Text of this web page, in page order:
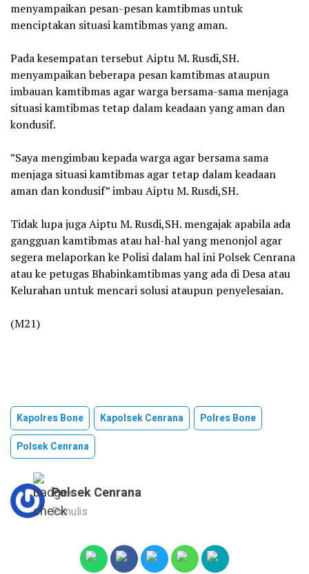
menyampaikan pesan-pesan kamtibmas untuk
menciptakan situasi kamtibmas yang aman.
‎Pada kesempatan tersebut Aiptu M. Rusdi,SH.
menyampaikan beberapa pesan kamtibmas ataupun
imbauan kamtibmas agar warga bersama-sama menjaga
situasi kamtibmas tetap dalam keadaan yang aman dan
kondusif.
‎”Saya mengimbau kepada warga agar bersama sama
menjaga situasi kamtibmas agar tetap dalam keadaan
aman dan kondusif” imbau Aiptu M. Rusdi,SH.
‎Tidak lupa juga Aiptu M. Rusdi,SH. mengajak apabila ada
gangguan kamtibmas atau hal-hal yang menonjol agar
segera melaporkan ke Polisi dalam hal ini Polsek Cenrana
atau ke petugas Bhabinkamtibmas yang ada di Desa atau
Kelurahan untuk mencari solusi ataupun penyelesaian.
‎(M21)
Kapolres Bone Kapolsek Cenrana
Polres Bone
Polsek Cenrana
Polsek Cenrana
Penulis